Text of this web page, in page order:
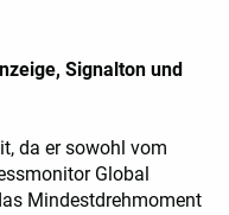
Signalton und
da er sowohl vom
Global
Mindestdrehmoment